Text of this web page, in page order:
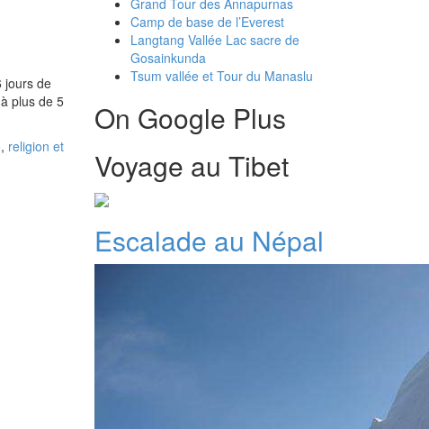
jours de
plus de 5
, religion et
Grand Tour des Annapurnas
Camp de base de l’Everest
Langtang Vallée Lac sacre de
Gosainkunda
Tsum vallée et Tour du Manaslu
On Google Plus
Voyage au Tibet
Escalade au Népal